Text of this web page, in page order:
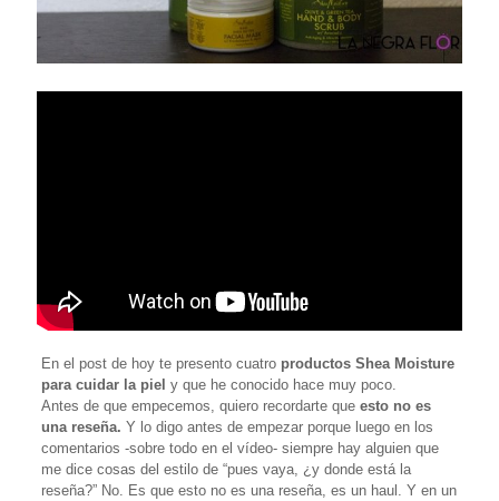
En el post de hoy te presento cuatro productos Shea Moisture
para cuidar la piel y que he conocido hace muy poco.
Antes de que empecemos, quiero recordarte que esto no es
una reseña. Y lo digo antes de empezar porque luego en los
comentarios -sobre todo en el vídeo- siempre hay alguien que
me dice cosas del estilo de “pues vaya, ¿y donde está la
reseña?” No. Es que esto no es una reseña, es un haul. Y en un